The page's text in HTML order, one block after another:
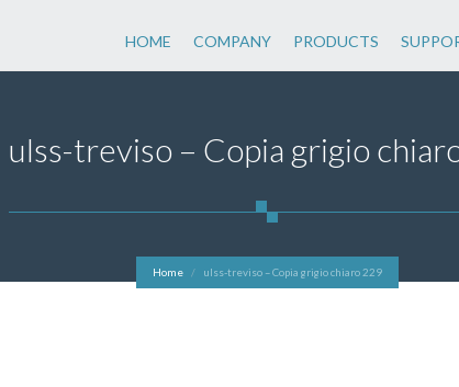
HOME COMPANY PRODUCTS
ulss-treviso – Copia grigio
Home ulss-treviso – Copia grigio chiaro 229